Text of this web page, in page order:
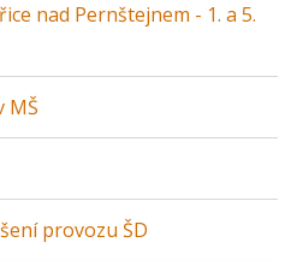
nad Pernštejnem - 1. a 5.
MŠ
provozu ŠD